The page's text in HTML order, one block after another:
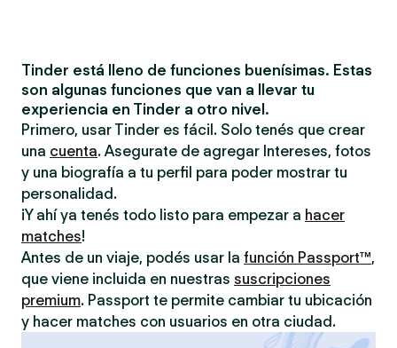
Tinder está lleno de funciones buenísimas. Estas
son algunas funciones que van a llevar tu
experiencia en Tinder a otro nivel.
Primero, usar Tinder es fácil. Solo tenés que crear
una cuenta. Asegurate de agregar Intereses, fotos
y una biografía a tu perfil para poder mostrar tu
personalidad.
¡Y ahí ya tenés todo listo para empezar a hacer
matches!
Antes de un viaje, podés usar la función Passport™,
que viene incluida en nuestras suscripciones
premium. Passport te permite cambiar tu ubicación
y hacer matches con usuarios en otra ciudad.